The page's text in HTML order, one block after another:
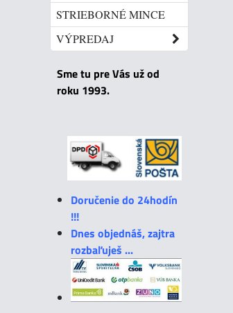
STRIEBORNÉ MINCE
VÝPREDAJ
Sme tu pre Vás už od
roku 1993.
Doručenie do 24hodín
!!!
Dnes objednáš, zajtra
rozbaľuješ ...